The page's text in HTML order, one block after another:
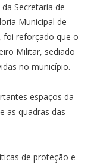
Secretaria de
Municipal de
foi reforçado que o
Militar, sediado
no município.
espaços da
as quadras das
de proteção e